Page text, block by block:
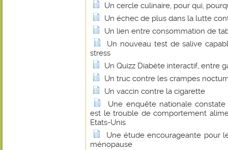
Un cercle culinaire, pour qui,
Un échec de plus dans la lutte
Un lien entre consommation de
Un nouveau test de salive
stress
Un Quizz Diabète interactif, entre
Un truc contre les crampes
Un vaccin contre la cigarette
Une enquête nationale
est le trouble de comportement
Etats-Unis
Une étude encourageante pour
ménopause